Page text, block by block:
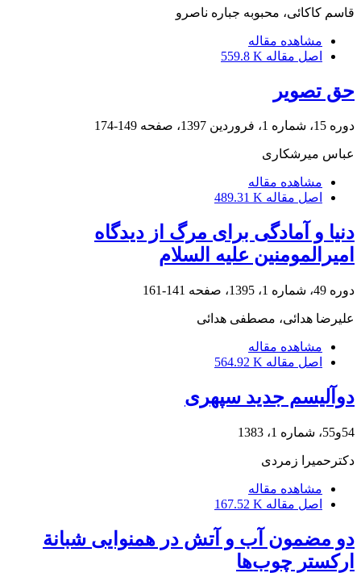
قاسم کاکائی، محبوبه جباره ناصرو
مشاهده مقاله
اصل مقاله 559.8 K
حق تصویر
دوره 15، شماره 1، فروردین 1397، صفحه 149-174
عباس میرشکاری
مشاهده مقاله
اصل مقاله 489.31 K
دنیا و آمادگی برای مرگ از دیدگاه
امیرالمومنین علیه السلام
دوره 49، شماره 1، 1395، صفحه 141-161
علیرضا هدائی، مصطفی هدائی
مشاهده مقاله
اصل مقاله 564.92 K
دوآلیسم جدید سپهری
54و55، شماره 1، 1383
دکترحمیرا زمردى
مشاهده مقاله
اصل مقاله 167.52 K
دو مضمون آب و آتش در همنوایی شبانة
ارکستر چوب‌ها